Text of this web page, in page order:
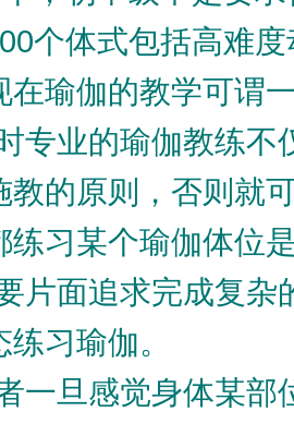
个体式包括高难
在瑜伽的教学可谓
业的瑜伽教练不
教的原则，否则就
练习某个瑜伽体位
面追求完成复杂
习瑜伽。
旦感觉身体某部